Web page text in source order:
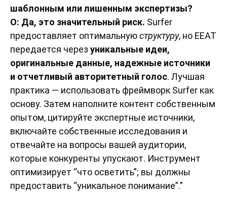
шаблонным или лишенным экспертизы?
О: Да, это значительный риск. Surfer
предоставляет оптимальнуюструктуру, но EEAT
передается через уникальные идеи,
оригинальные данные, надежные источники
и отчетливый авторитетный голос. Лучшая
практика — использовать фреймворк Surfer как
основу. Затем наполните контент собственным
опытом, цитируйте экспертные источники,
включайте собственные исследования и
отвечайте на вопросы вашей аудитории,
которые конкуренты упускают. Инструмент
оптимизирует “что осветить”; вы должны
предоставить “уникальное понимание”.”